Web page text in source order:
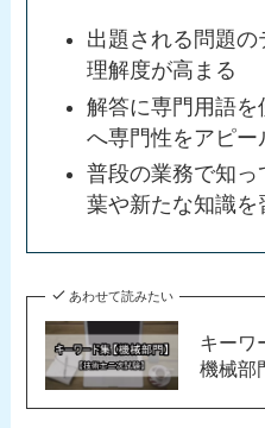
出題される問題
理解度が高まる
解答に専門用語
へ専門性をアピー
普段の業務で知
葉や新たな知識を
あわせて読みたい
キーワ
機械部